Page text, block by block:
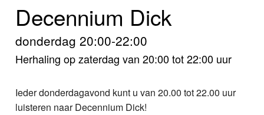
Foto's
Video
Decennium Dick
donderdag 20:00-22:00
Herhaling op zaterdag van 20:00 tot 22:00 uur
Ieder donderdagavond kunt u van 20.00 tot 22.00 uur
luisteren naar Decennium Dick!